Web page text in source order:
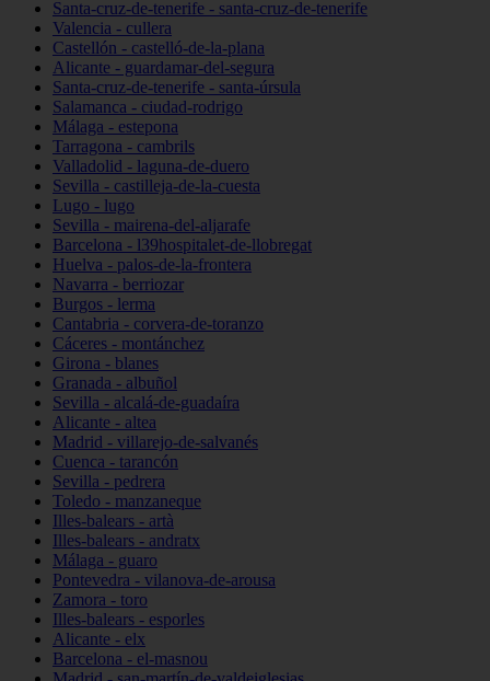
Santa-cruz-de-tenerife - santa-cruz-de-tenerife
Valencia - cullera
Castellón - castelló-de-la-plana
Alicante - guardamar-del-segura
Santa-cruz-de-tenerife - santa-úrsula
Salamanca - ciudad-rodrigo
Málaga - estepona
Tarragona - cambrils
Valladolid - laguna-de-duero
Sevilla - castilleja-de-la-cuesta
Lugo - lugo
Sevilla - mairena-del-aljarafe
Barcelona - l39hospitalet-de-llobregat
Huelva - palos-de-la-frontera
Navarra - berriozar
Burgos - lerma
Cantabria - corvera-de-toranzo
Cáceres - montánchez
Girona - blanes
Granada - albuñol
Sevilla - alcalá-de-guadaíra
Alicante - altea
Madrid - villarejo-de-salvanés
Cuenca - tarancón
Sevilla - pedrera
Toledo - manzaneque
Illes-balears - artà
Illes-balears - andratx
Málaga - guaro
Pontevedra - vilanova-de-arousa
Zamora - toro
Illes-balears - esporles
Alicante - elx
Barcelona - el-masnou